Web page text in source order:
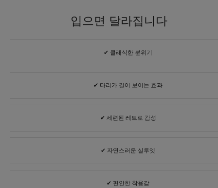
입으면 달라집니다
✔ 클래식한 분위기
✔ 다리가 길어 보이는 효과
✔ 세련된 레트로 감성
✔ 자연스러운 실루엣
✔ 편안한 착용감